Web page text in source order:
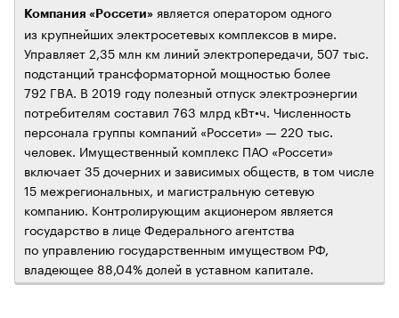
Компания «Россети» является оператором одного
из крупнейших электросетевых комплексов в мире.
Управляет 2,35 млн км линий электропередачи, 507 тыс.
подстанций трансформаторной мощностью более
792 ГВА. В 2019 году полезный отпуск электроэнергии
потребителям составил 763 млрд кВт•ч. Численность
персонала группы компаний «Россети» — 220 тыс.
человек. Имущественный комплекс ПАО «Россети»
включает 35 дочерних и зависимых обществ, в том числе
15 межрегиональных, и магистральную сетевую
компанию. Контролирующим акционером является
государство в лице Федерального агентства
по управлению государственным имуществом РФ,
владеющее 88,04% долей в уставном капитале.